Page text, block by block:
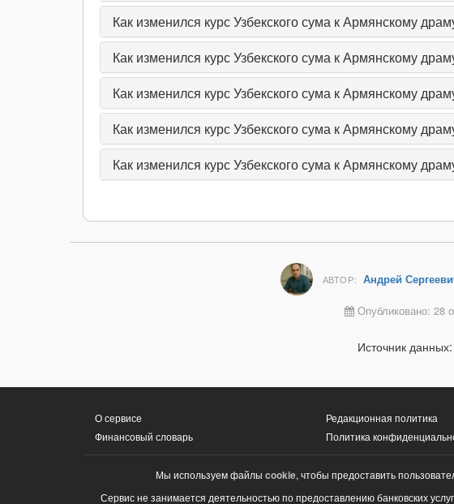
Как изменился курс Узбекского сума к Армянскому
Как изменился курс Узбекского сума к Армянскому
Как изменился курс Узбекского сума к Армянскому
Как изменился курс Узбекского сума к Армянскому
Как изменился курс Узбекского сума к Армянскому
АВТОР: Андрей
Опубликовано: 28
Источник данных:
О сервисе
Финансовый словарь
Редакционная политика
Политика
Мы используем файлы cookie, чтобы предоставить
Сервис не занимается деятельностью по предоставлению банковских